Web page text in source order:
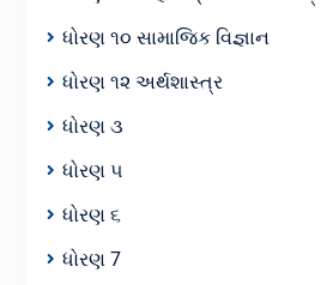
ધોરણ ૧૦ સામાજિક વિજ્ઞાન
ધોરણ ૧૨ અર્થશાસ્ત્ર
ધોરણ ૩
ધોરણ ૫
ધોરણ ૬
ધોરણ 7